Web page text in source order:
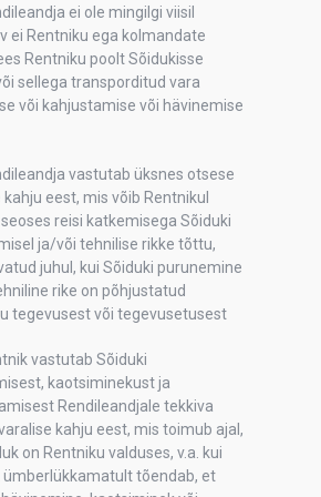
ei ole mingilgi viisil
ei Rentniku ega kolmandate
Rentniku poolt Sõidukisse
sellega transporditud vara
või kahjustamise või hävinemise
vastutab üksnes otsese
eest, mis võib Rentnikul
reisi katkemisega Sõiduki
ja/või tehnilise rikke tõttu,
juhul, kui Sõiduki purunemine
rike on põhjustatud
tegevusest või tegevusetusest
vastutab Sõiduki
kaotsiminekust ja
Rendileandjale tekkiva
kahju eest, mis toimub ajal,
on Rentniku valduses, v.a. kui
ümberlükkamatult tõendab, et